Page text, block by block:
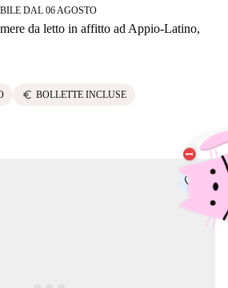
DAL 06 AGOSTO
da letto in affitto ad Appio-Latino,
euro BOLLETTE INCLUSE